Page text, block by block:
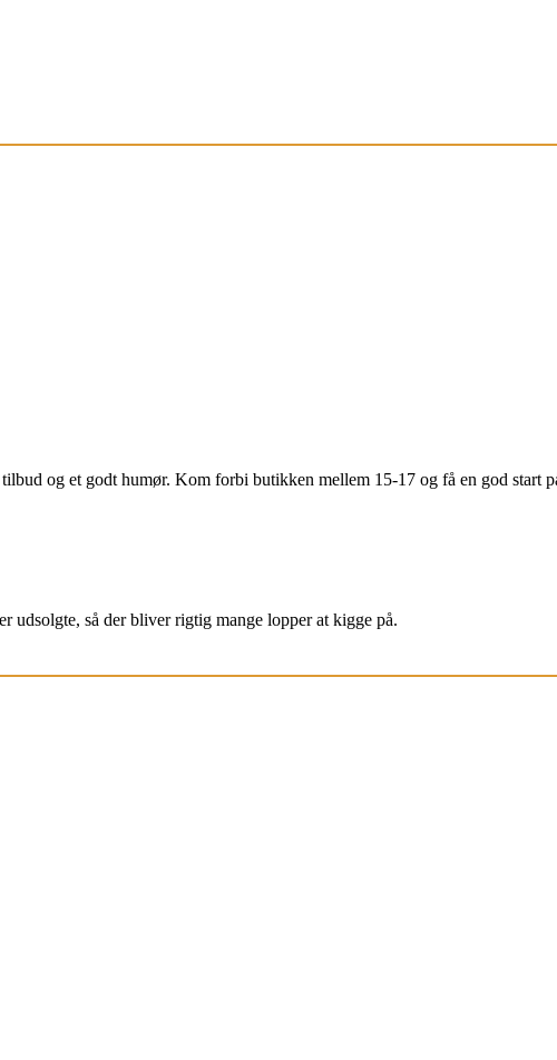
og et godt humør. Kom forbi butikken mellem 15-17 og få en god start
udsolgte, så der bliver rigtig mange lopper at kigge på.